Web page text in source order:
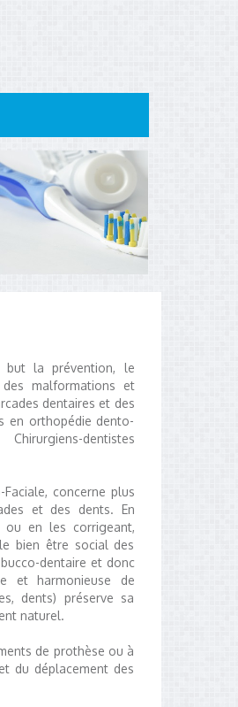
but la prévention, le
malformations et
dentaires et des
en orthopédie dento-
dentistes
concerne plus
et des dents. En
ou en les corrigeant,
bien être social des
dentaire et donc
et harmonieuse de
dents) préserve sa
naturel.
de prothèse ou à
du déplacement des